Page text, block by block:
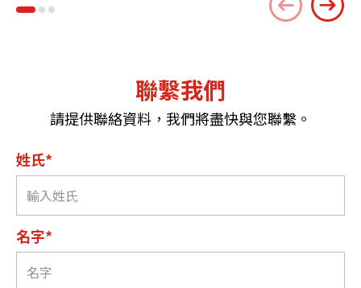
聯繫我們
請提供聯絡資料，我們將盡快與您聯繫。
姓氏*
名字*